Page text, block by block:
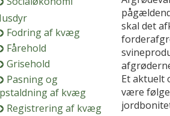
Fodring af kvæg
Fårehold
Grisehold
Pasning og
af kvæg
Registrering af kvæg
skal det
Et aktuelt
være